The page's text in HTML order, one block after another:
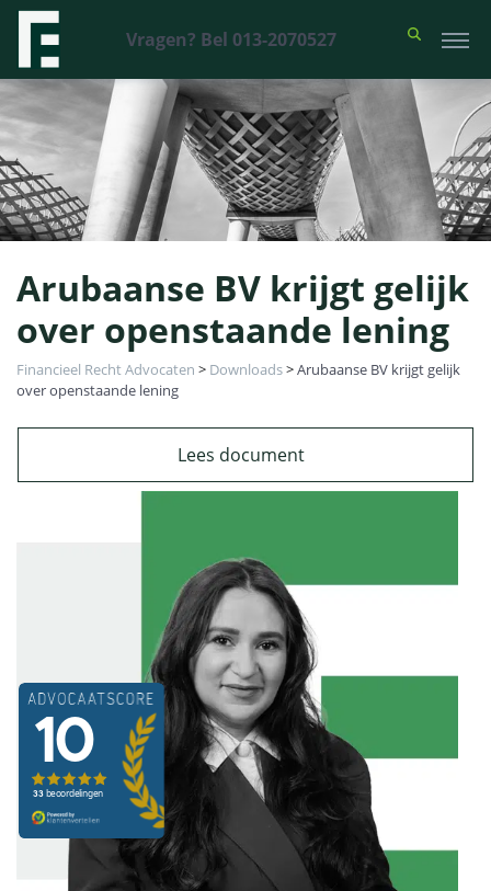
Vragen? Bel 013-2070527
Arubaanse BV krijgt gelijk
over openstaande lening
Financieel Recht Advocaten > Downloads>Arubaanse BV krijgt gelijk
over openstaande lening
Lees document